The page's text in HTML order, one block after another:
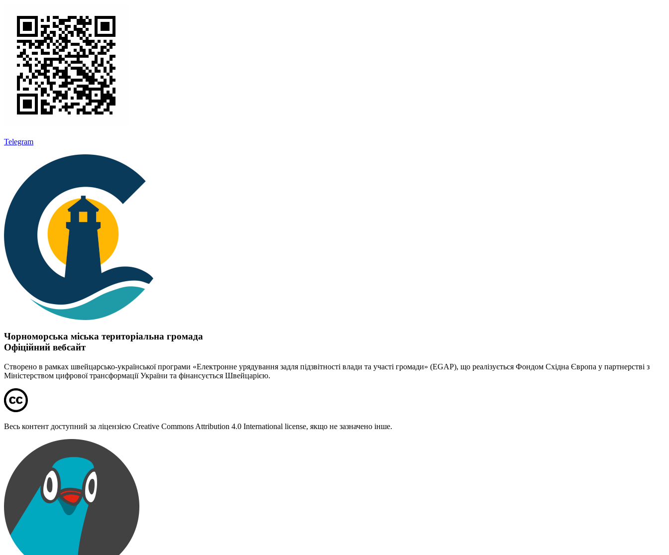
Telegram
Чорноморська міська територіальна громада
Офіційний вебсайт
Створено в рамках швейцарсько-української програми «Електронне урядування задля підзвітності влади та участі громади» (EGAP), що реалізується Фондом Східна Європа у партнерстві з
Міністерством цифрової трансформації України та фінансується Швейцарією.
Весь контент доступний за ліцензією Creative Commons Attribution 4.0 International license, якщо не зазначено інше.